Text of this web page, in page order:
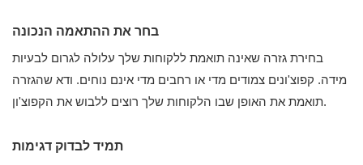
בחר את ההתאמה הנכונה
בחירת גזרה שאינה תואמת ללקוחות שלך עלולה לגרום לבעיות
מידה. קפוצ'ונים צמודים מדי או רחבים מדי אינם נוחים. ודא שהגזרה
תואמת את האופן שבו הלקוחות שלך רוצים ללבוש את הקפוצ'ון.
תמיד לבדוק דגימות